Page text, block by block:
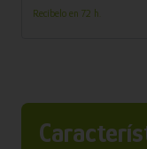
AGUJAS)
Recíbelo en 72 h.